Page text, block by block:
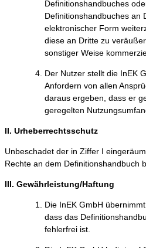
Definitionshandbuches
Definitionshandbuches an
elektronischer Form
diese an Dritte zu
sonstiger Weise
Der Nutzer stellt die InEK
Anfordern von allen
daraus ergeben, dass er
geregelten
II. Urheberrechtsschutz
Unbeschadet der in Ziffer I
Rechte an dem Definitionshandbuch
III. Gewährleistung/Haftung
Die InEK GmbH
dass das
fehlerfrei ist.